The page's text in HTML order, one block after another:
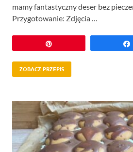
mamy fantastyczny deser bez
Przygotowanie: Zdjęcia …
ZOBACZ PRZEPIS